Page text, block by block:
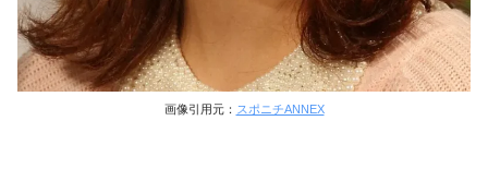
画像引用元： スポニチANNEX